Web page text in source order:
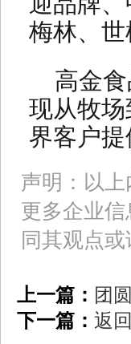
梅林、
高金
现从牧
界客户提
声明：以
更多企业
同其观点
上一篇： 团
下一篇： 返